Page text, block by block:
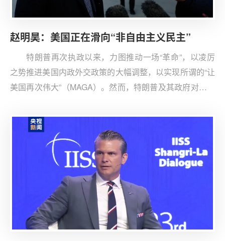
赵明昊：美国正在滑向“非自由主义民主”
特朗普再次执政以来，力图推动一场“革命”，以凌厉
之势推进美国内政外交政策的大幅调整，以实现所谓的“让
美国再次伟大”（MAGA）。然而，特朗普及其政府对美国
都走向事与愿违，“民主衰败”不断加深，美国的国家形态
朝着“不那么美国”的方向演变。